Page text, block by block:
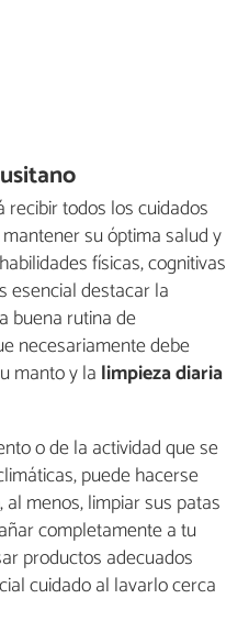
todos los cuidados
su óptima salud y
físicas, cognitivas
esencial destacar la
buena rutina de
necesariamente debe
manto y la limpieza diaria
o de la actividad que se
puede hacerse
menos, limpiar sus patas
completamente a tu
productos adecuados
cuidado al lavarlo cerca